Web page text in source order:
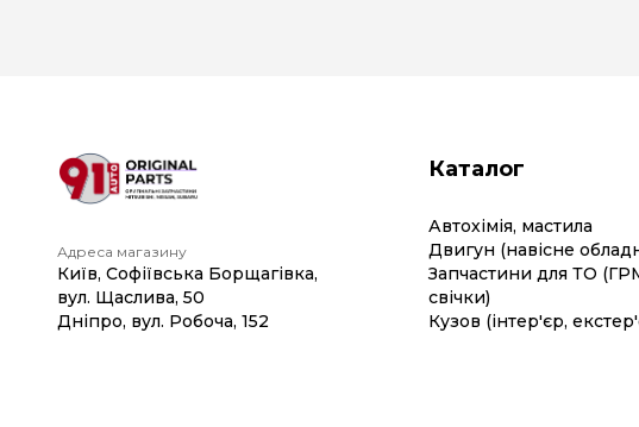
Адреса магазину
Київ, Софіївська Борщагівка,
вул. Щаслива, 50
Дніпро, вул. Робоча, 152
Каталог
Автохімія, мастила
Двигун (навісне
Запчастини для ТО
свічки)
Кузов (інтер'єр,